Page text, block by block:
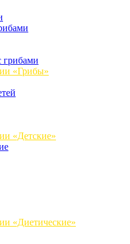
грибами
«Грибы»
«Детские»
«Диетические»